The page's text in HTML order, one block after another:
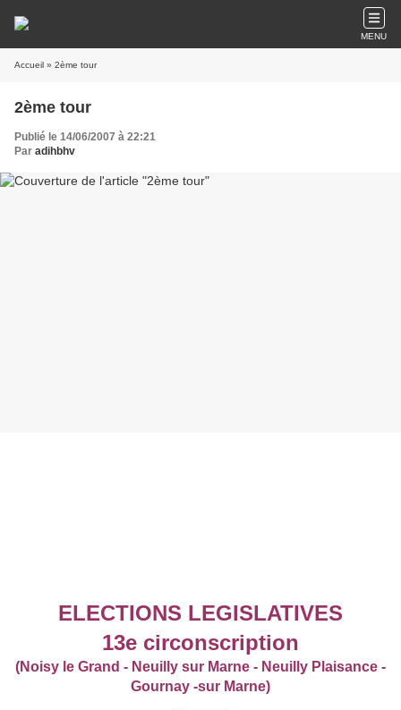
MENU
Accueil » 2ème tour
2ème tour
Publié le 14/06/2007 à 22:21
Par adihbhv
ELECTIONS LEGISLATIVES
13e circonscription
(Noisy le Grand - Neuilly sur Marne - Neuilly Plaisance -
Gournay -sur Marne)